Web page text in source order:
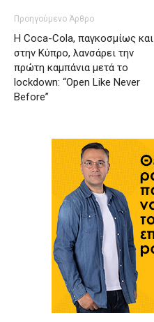
Προηγούμενο Άρθρο
Η Coca-Cola, παγκοσμίως και
στην Κύπρο, λανσάρει την
πρώτη καμπάνια μετά τo
lockdown: “Open Like Never
Before”